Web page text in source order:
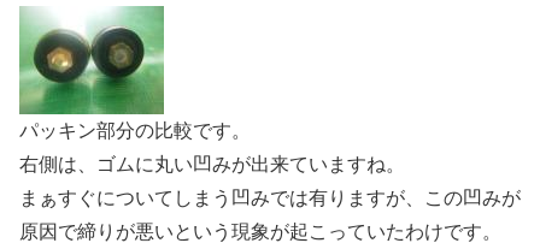
パッキン部分の比較です。
右側は、ゴムに丸い凹みが出来ていますね。
まぁすぐについてしまう凹みでは有りますが、この凹みが
原因で締りが悪いという現象が起こっていたわけです。